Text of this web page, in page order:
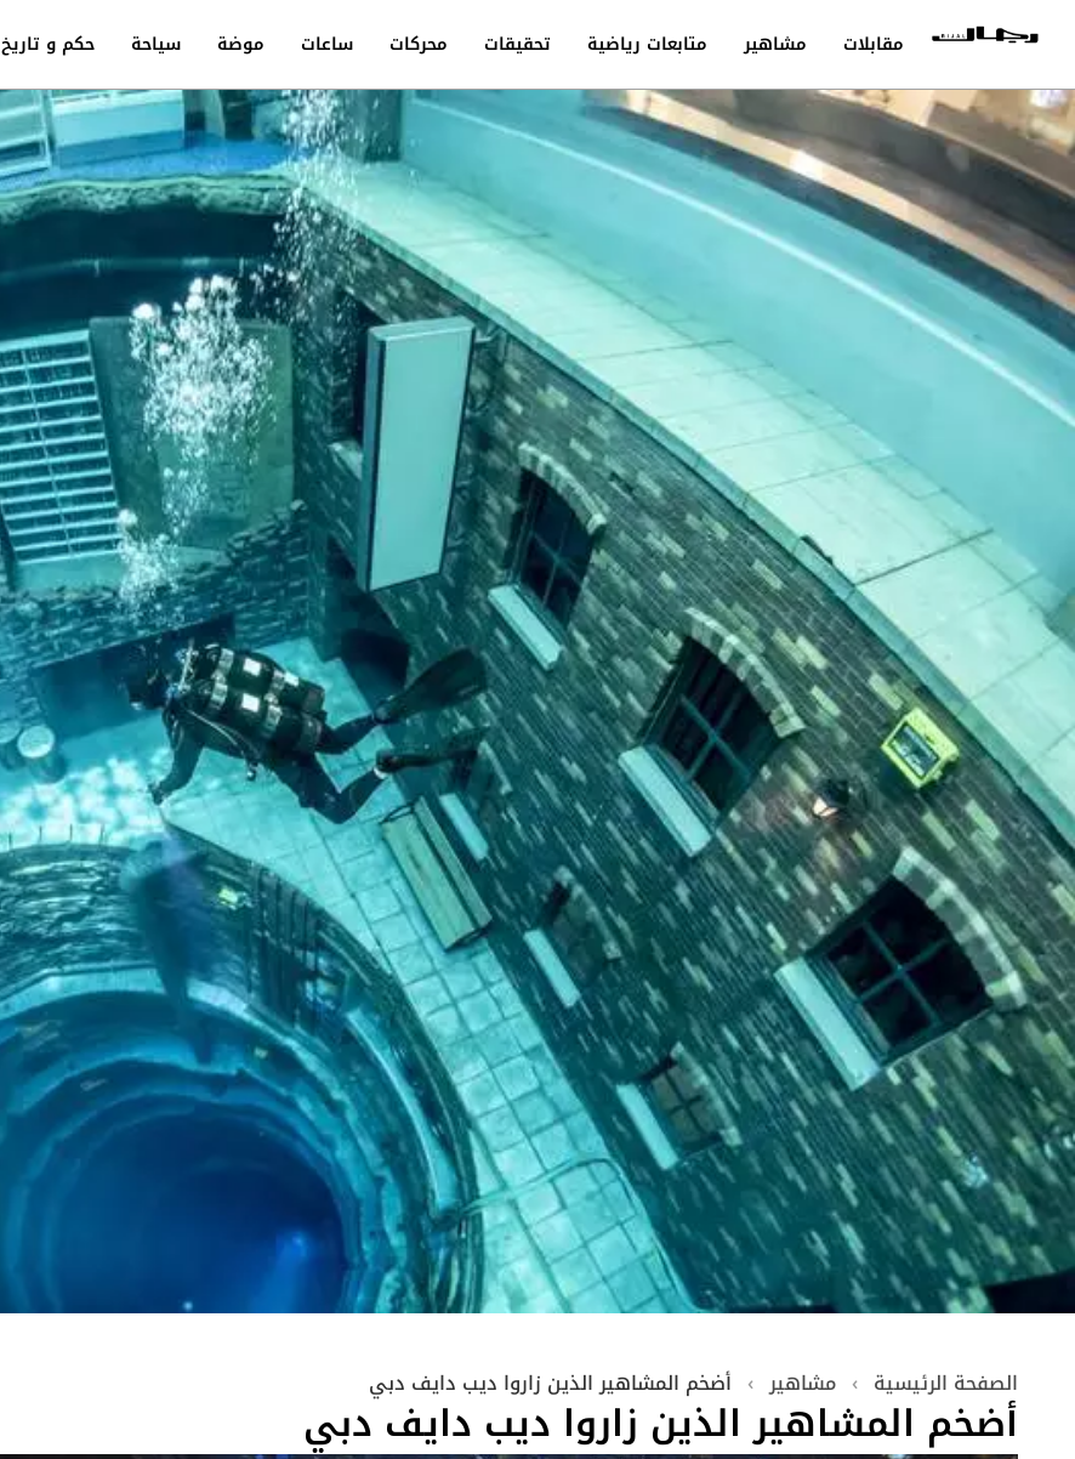
حكم و تاريخ سياحة موضة ساعات محركات تحقيقات متابعات رياضية مشاهير مقابلات
الصفحة الرئيسية › مشاهير › أضخم المشاهير الذين زاروا ديب دايف دبي
أضخم المشاهير الذين زاروا ديب دايف دبي